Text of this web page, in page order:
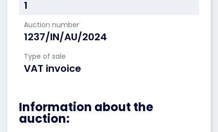
1
Auction number
1237/IN/AU/2024
Type of sale
VAT invoice
Information about the
auction: